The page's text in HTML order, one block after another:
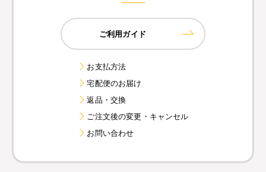
ご利用ガイド
お支払方法
宅配便のお届け
返品・交換
ご注文後の変更・キャンセル
お問い合わせ